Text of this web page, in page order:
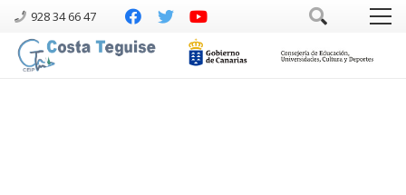
928 34 66 47